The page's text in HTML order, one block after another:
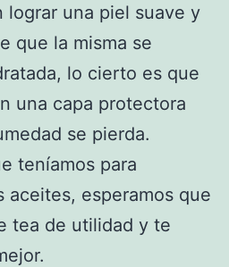
lograr una piel suave y
que la misma se
lo cierto es que
una capa protectora
se pierda.
teníamos para
aceites, esperamos que
tea de utilidad y te